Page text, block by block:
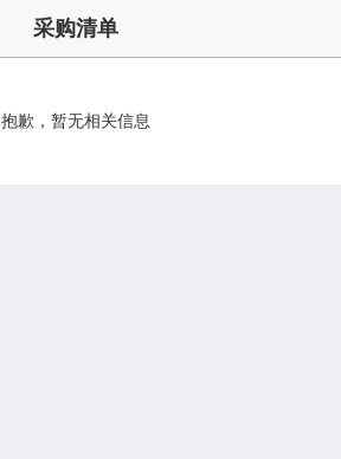
采购清单
抱歉，暂无相关信息